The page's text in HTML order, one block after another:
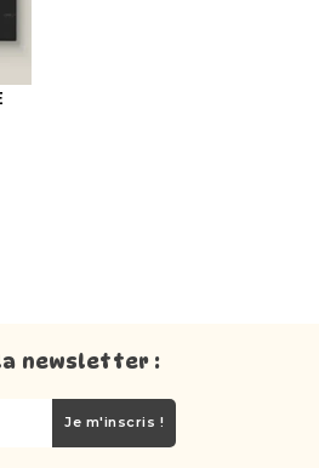
newsletter :
Je m'inscris !